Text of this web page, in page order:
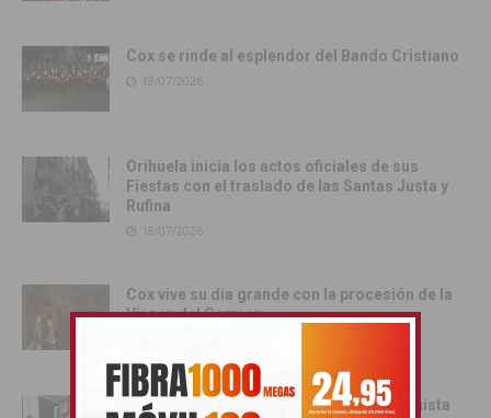
Cox se rinde al esplendor del Bando Cristiano
18/07/2026
Orihuela inicia los actos oficiales de sus
Fiestas con el traslado de las Santas Justa y
Rufina
18/07/2026
Cox vive su día grande con la procesión de la
Virgen del Carmen
Orihuela inicia sus Fiestas de la Reconquista